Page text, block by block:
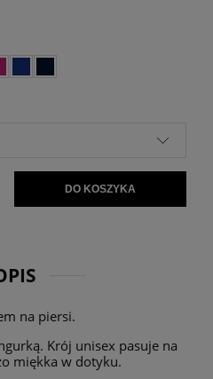
DO KOSZYKA
na piersi.
Krój unisex pasuje na
miękka w dotyku.